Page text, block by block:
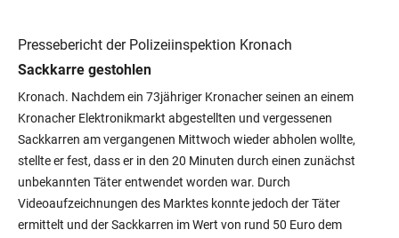
Pressebericht der Polizeiinspektion Kronach
Sackkarre gestohlen
Kronach. Nachdem ein 73jähriger Kronacher seinen an einem
Kronacher Elektronikmarkt abgestellten und vergessenen
Sackkarren am vergangenen Mittwoch wieder abholen wollte,
stellte er fest, dass er in den 20 Minuten durch einen zunächst
unbekannten Täter entwendet worden war. Durch
Videoaufzeichnungen des Marktes konnte jedoch der Täter
ermittelt und der Sackkarren im Wert von rund 50 Euro dem